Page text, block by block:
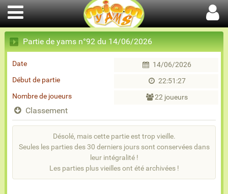
Partie de yams n°92 du 14/06/2026
Date
14/06/2026
Début de partie
22:51:27
Nombre de joueurs
22 joueurs
Classement
Désolé, mais cette partie est trop vieille.
Seules les parties des 30 derniers jours sont conservées dans
leur intégralité !
Les parties plus vieilles ont été archivées !